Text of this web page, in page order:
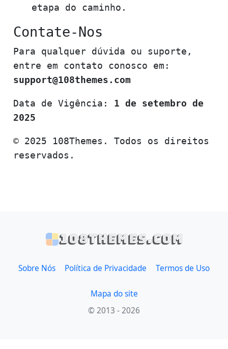
etapa do caminho.
Contate-Nos
Para qualquer dúvida ou suporte,
entre em contato conosco em:
support@108themes.com
Data de Vigência: 1 de setembro de
2025
© 2025 108Themes. Todos os direitos
reservados.
108themes.com
Sobre Nós Política de Privacidade Termos de Uso
Mapa do site
© 2013 - 2026